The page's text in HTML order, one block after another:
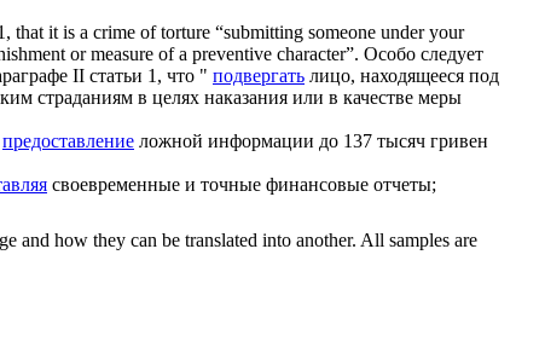
that it is a crime of torture “submitting someone under your
or measure of a preventive character”. Особо следует
II статьи 1, что " подвергать лицо, находящееся под
страданиям в целях наказания или в качестве меры
предоставление ложной информации до 137 тысяч гривен
своевременные и точные финансовые отчеты;
and how they can be translated into another. All samples are